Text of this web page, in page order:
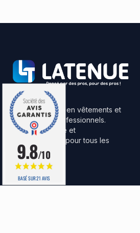
Votre spécialiste en vêtements et
équipements professionnels.
Qualité, durabilité et
personnalisation pour tous les
métiers.
9.8/10
BASÉ SUR 21 AVIS
9.8/10
BASÉ SUR 21 AVIS